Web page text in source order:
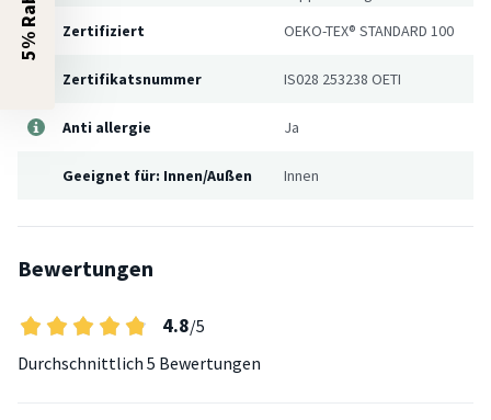
Zertifiziert
OEKO-TEX® STANDARD 100
Zertifikatsnummer IS028 253238 OETI
Anti allergie Ja
Geeignet für: Innen/Außen Innen
Bewertungen
4.8/5
Durchschnittlich 5 Bewertungen